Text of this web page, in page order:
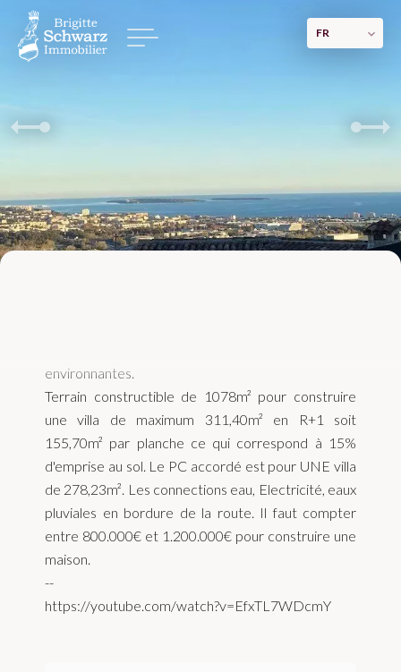
FR
environnantes.
Terrain constructible de 1078m² pour construire
une villa de maximum 311,40m² en R+1 soit
155,70m² par planche ce qui correspond à 15%
d'emprise au sol. Le PC accordé est pour UNE villa
de 278,23m². Les connections eau, Electricité, eaux
pluviales en bordure de la route. Il faut compter
entre 800.000€ et 1.200.000€ pour construire une
maison.
--
https://youtube.com/watch?v=EfxTL7WDcmY